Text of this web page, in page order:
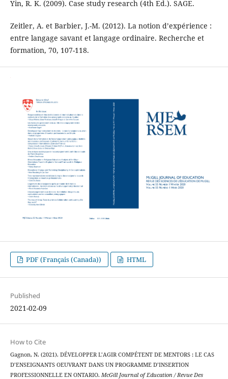
Yin, R. K. (2009). Case study research (4th Ed.). SAGE.
Zeitler, A. et Barbier, J.-M. (2012). La notion d’expérience :
entre langage savant et langage ordinaire. Recherche et
formation, 70, 107-118.
PDF (Français (Canada)) HTML
Published
2021-02-09
How to Cite
Gagnon, N. (2021). DÉVELOPPER L’AGIR COMPÉTENT DE MENTORS : LE CAS
D’ENSEIGNANTS OEUVRANT DANS UN PROGRAMME D’INSERTION
PROFESSIONNELLE EN ONTARIO. McGill Journal of Education / Revue Des